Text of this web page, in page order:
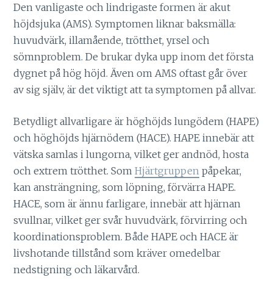
Den vanligaste och lindrigaste formen är akut
höjdsjuka (AMS). Symptomen liknar baksmälla:
huvudvärk, illamående, trötthet, yrsel och
sömnproblem. De brukar dyka upp inom det första
dygnet på hög höjd. Även om AMS oftast går över
av sig själv, är det viktigt att ta symptomen på allvar.
Betydligt allvarligare är höghöjds lungödem (HAPE)
och höghöjds hjärnödem (HACE). HAPE innebär att
vätska samlas i lungorna, vilket ger andnöd, hosta
och extrem trötthet. SomHjärtgruppen påpekar,
kan ansträngning, som löpning, förvärra HAPE.
HACE, som är ännu farligare, innebär att hjärnan
svullnar, vilket ger svår huvudvärk, förvirring och
koordinationsproblem. Både HAPE och HACE är
livshotande tillstånd som kräver omedelbar
nedstigning och läkarvård.